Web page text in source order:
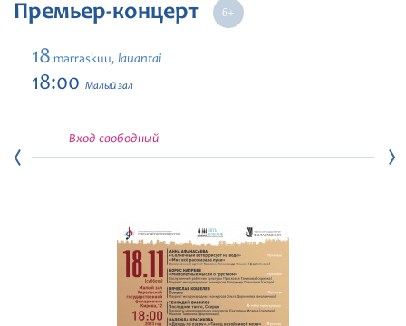
Konserttikalenteri
Festivaalit
Премьер-концерт
18 marraskuu, lauantai
18:00 Малый зал
Вход свободный